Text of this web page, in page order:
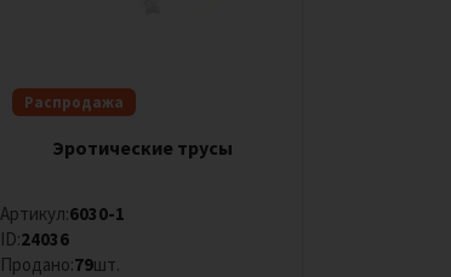
Распродажа
Эротические трусы
Артикул:6030-1
ID:24036
Продано:79шт.